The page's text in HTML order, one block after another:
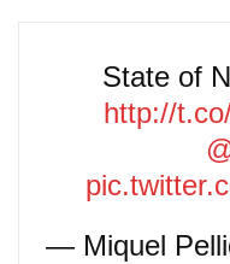
State of
http://
— Miquel